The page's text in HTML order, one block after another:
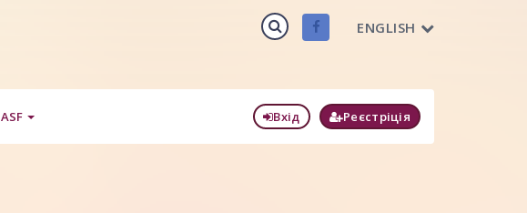
ENGLISH
ASF Вхід Реєстріція